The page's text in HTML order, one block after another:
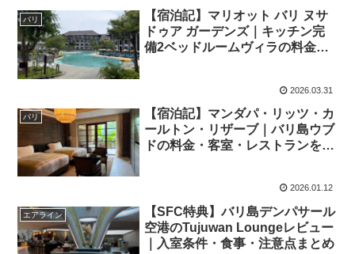
バリ
【宿泊記】マリオット バリ ヌサ
ドゥア ガーデンズ｜キッチン完
備2ベッドルームヴィラの料金・
2026.03.31
バリ
【宿泊記】マンダパ・リッツ・カ
ールトン・リザーブ｜バリ島ウブ
ドの料金・客室・レストランを徹
2026.01.12
エアライン
【SFC特典】バリ島デンパサール
空港のTujuwan Loungeレビュー
｜入室条件・食事・注意点まとめ